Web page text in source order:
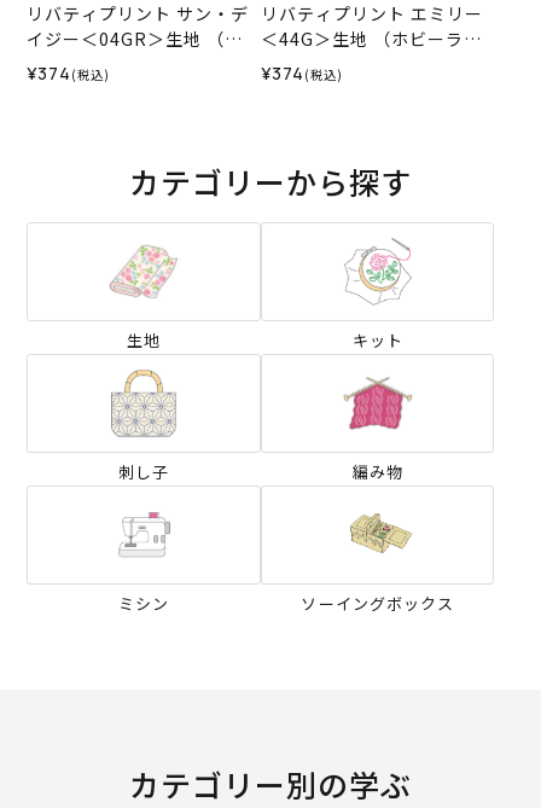
リバティプリント サン・デ
イジー＜04GR＞生地 （ホ
ビーラホビーレオリジナ
ル）2025SS
¥374 (税込)
リバティプリント エミリー
＜44G＞生地 （ホビーラホ
ビーレオリジナル）2025SS
¥374 (税込)
カテゴリーから探す
生地 キット
刺し子 編み物
ミシン ソーイングボックス
カテゴリー別の学ぶ